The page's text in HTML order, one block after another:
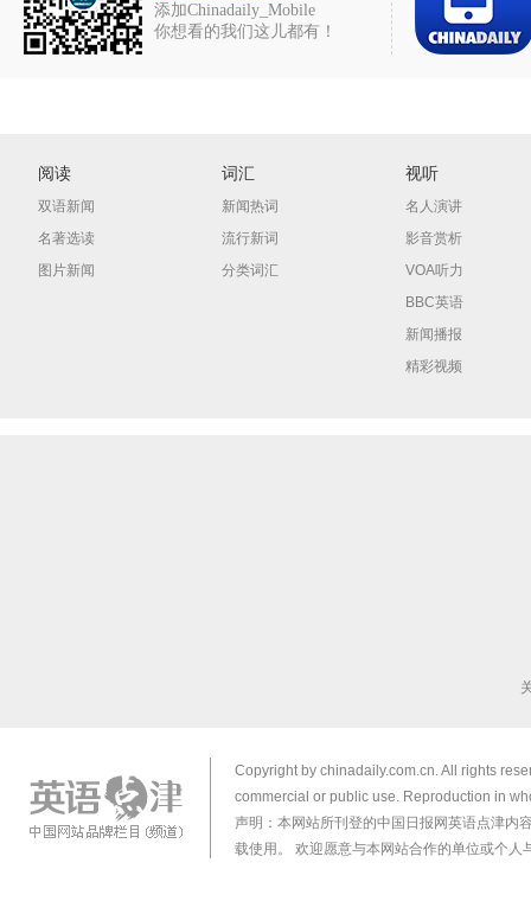
添加Chinadaily_Mobile
你想看的我们这儿都有！
阅读
双语新闻
名著选读
图片新闻
词汇
新闻热词
流行新词
分类词汇
视听
名人演讲
影音赏析
VOA听力
BBC英语
新闻播报
精彩视频
Copyright by chinadaily.com.cn. All rights
commercial or public use. Reproduction in
声明：本网站所刊登的中国日报网英语点津内
载使用。 欢迎愿意与本网站合作的单位或个人